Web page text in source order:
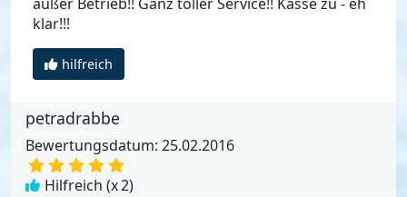
klar!!!
hilfreich
petradrabbe
Bewertungsdatum: 25.02.2016
Hilfreich (x2)